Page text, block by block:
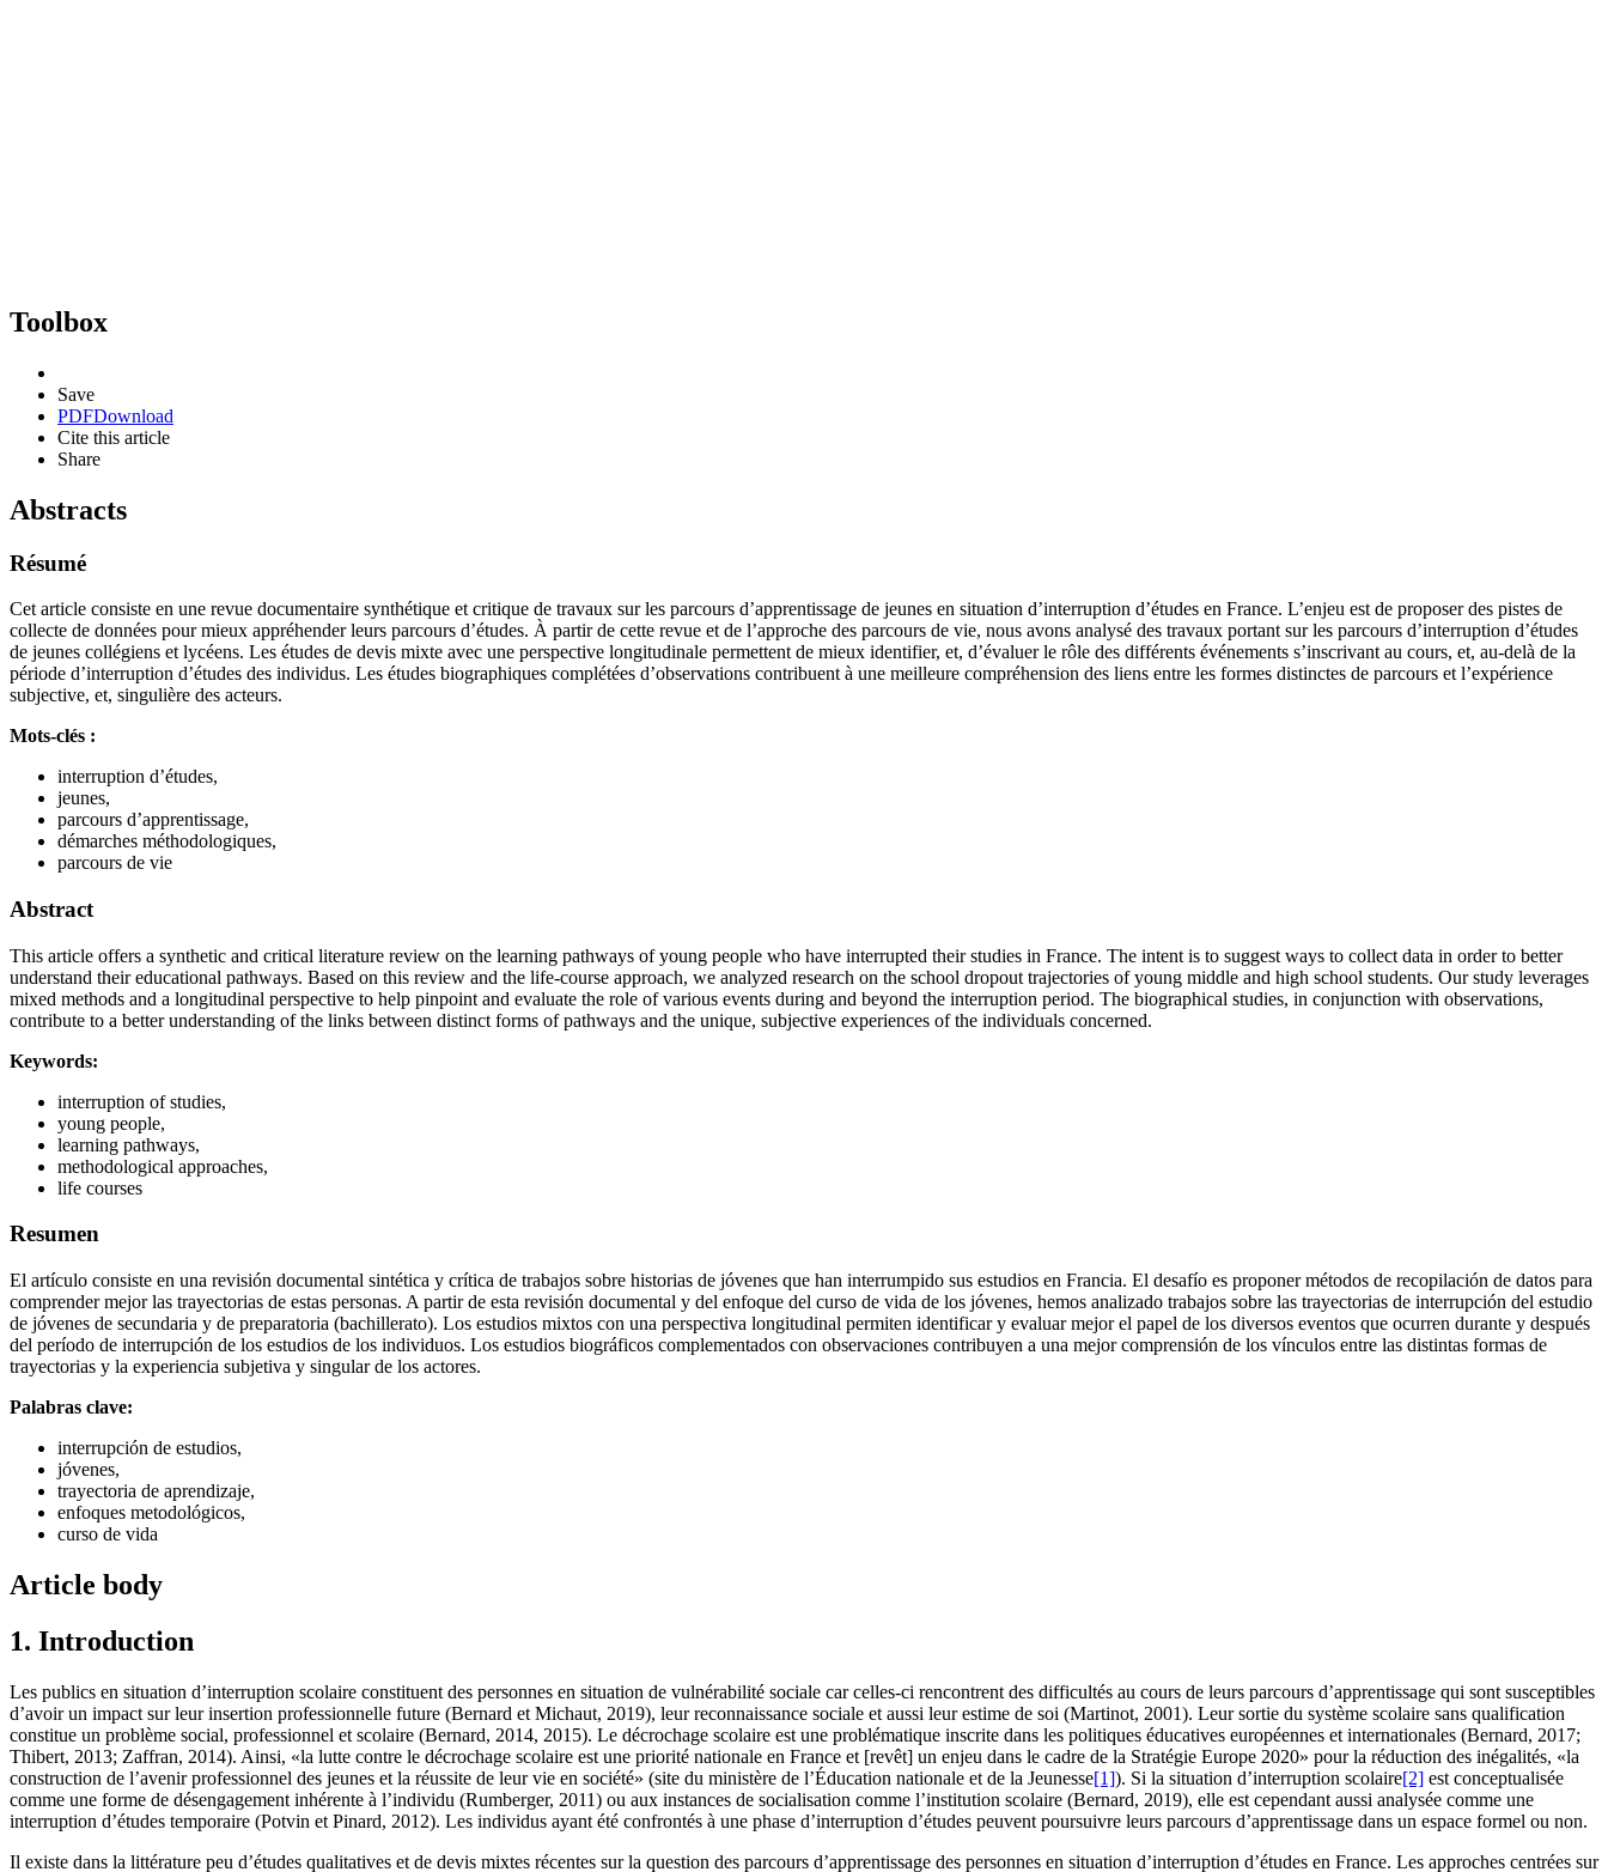
Toolbox
Save
PDFDownload
Cite this article
Share
Abstracts
Résumé
Cet article consiste en une revue documentaire synthétique et critique de travaux sur les parcours d’apprentissage de jeunes en situation d’interruption d’études en France. L’enjeu est de proposer des pistes de
collecte de données pour mieux appréhender leurs parcours d’études. À partir de cette revue et de l’approche des parcours de vie, nous avons analysé des travaux portant sur les parcours d’interruption d’études
de jeunes collégiens et lycéens. Les études de devis mixte avec une perspective longitudinale permettent de mieux identifier, et, d’évaluer le rôle des différents événements s’inscrivant au cours, et, au-delà de la
période d’interruption d’études des individus. Les études biographiques complétées d’observations contribuent à une meilleure compréhension des liens entre les formes distinctes de parcours et l’expérience
subjective, et, singulière des acteurs.
Mots-clés :
interruption d’études,
jeunes,
parcours d’apprentissage,
démarches méthodologiques,
parcours de vie
Abstract
This article offers a synthetic and critical literature review on the learning pathways of young people who have interrupted their studies in France. The intent is to suggest ways to collect data in order to better
understand their educational pathways. Based on this review and the life-course approach, we analyzed research on the school dropout trajectories of young middle and high school students. Our study leverages
mixed methods and a longitudinal perspective to help pinpoint and evaluate the role of various events during and beyond the interruption period. The biographical studies, in conjunction with observations,
contribute to a better understanding of the links between distinct forms of pathways and the unique, subjective experiences of the individuals concerned.
Keywords:
interruption of studies,
young people,
learning pathways,
methodological approaches,
life courses
Resumen
El artículo consiste en una revisión documental sintética y crítica de trabajos sobre historias de jóvenes que han interrumpido sus estudios en Francia. El desafío es proponer métodos de recopilación de datos para
comprender mejor las trayectorias de estas personas. A partir de esta revisión documental y del enfoque del curso de vida de los jóvenes, hemos analizado trabajos sobre las trayectorias de interrupción del estudio
de jóvenes de secundaria y de preparatoria (bachillerato). Los estudios mixtos con una perspectiva longitudinal permiten identificar y evaluar mejor el papel de los diversos eventos que ocurren durante y después
del período de interrupción de los estudios de los individuos. Los estudios biográficos complementados con observaciones contribuyen a una mejor comprensión de los vínculos entre las distintas formas de
trayectorias y la experiencia subjetiva y singular de los actores.
Palabras clave:
interrupción de estudios,
jóvenes,
trayectoria de aprendizaje,
enfoques metodológicos,
curso de vida
Article body
1. Introduction
Les publics en situation d’interruption scolaire constituent des personnes en situation de vulnérabilité sociale car celles-ci rencontrent des difficultés au cours de leurs parcours d’apprentissage qui sont susceptibles
d’avoir un impact sur leur insertion professionnelle future (Bernard et Michaut, 2019), leur reconnaissance sociale et aussi leur estime de soi (Martinot, 2001). Leur sortie du système scolaire sans qualification
constitue un problème social, professionnel et scolaire (Bernard, 2014, 2015). Le décrochage scolaire est une problématique inscrite dans les politiques éducatives européennes et internationales (Bernard, 2017;
Thibert, 2013; Zaffran, 2014). Ainsi, «la lutte contre le décrochage scolaire est une priorité nationale en France et [revêt] un enjeu dans le cadre de la Stratégie Europe 2020» pour la réduction des inégalités, «la
construction de l’avenir professionnel des jeunes et la réussite de leur vie en société» (site du ministère de l’Éducation nationale et de la Jeunesse[1]). Si la situation d’interruption scolaire[2] est conceptualisée
comme une forme de désengagement inhérente à l’individu (Rumberger, 2011) ou aux instances de socialisation comme l’institution scolaire (Bernard, 2019), elle est cependant aussi analysée comme une
interruption d’études temporaire (Potvin et Pinard, 2012). Les individus ayant été confrontés à une phase d’interruption d’études peuvent poursuivre leurs parcours d’apprentissage dans un espace formel ou non.
Il existe dans la littérature peu d’études qualitatives et de devis mixtes récentes sur la question des parcours d’apprentissage des personnes en situation d’interruption d’études en France. Les approches centrées sur